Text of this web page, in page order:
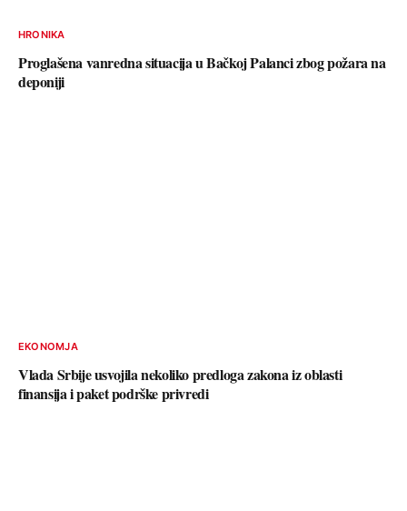
HRONIKA
Proglašena vanredna situacija u Bačkoj Palanci zbog požara na
deponiji
EKONOMJA
Vlada Srbije usvojila nekoliko predloga zakona iz oblasti
finansija i paket podrške privredi